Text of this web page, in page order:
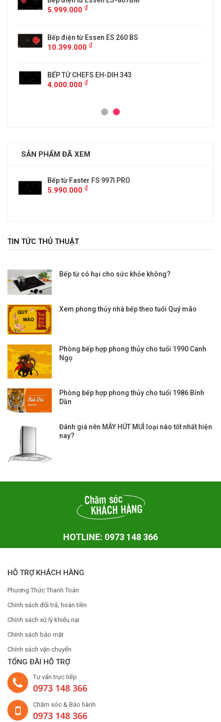
5.999.000 ₫
Bếp điện từ Essen ES 260 BS
10.399.000 ₫
BẾP TỪ CHEFS EH-DIH 343
4.000.000 ₫
SẢN PHẨM ĐÃ XEM
Bếp từ Faster FS 997I PRO
5.990.000 ₫
TIN TỨC THỦ THUẬT
Bếp từ có hại cho sức khỏe không?
Xem phong thủy nhà bếp theo tuổi Quý mão
Phòng bếp hợp phong thủy cho tuổi 1990 Canh
Ngọ
Phòng bếp hợp phong thủy cho tuổi 1986 Bính
Dần
Đánh giá nên MÁY HÚT MUÌ loại nào tốt nhất hiện
nay?
HOTLINE: 0973 148 366
HỖ TRỢ KHÁCH HÀNG
Phương Thức Thanh Toán
Chính sách đổi trả, hoàn tiền
Chính sách xử lý khiếu nại
Chính sách bảo mật
Chính sách vận chuyển
TỔNG ĐÀI HỖ TRỢ
Tư vấn trực tiếp
0973 148 366
Chăm sóc & Bảo hành
0973 148 366